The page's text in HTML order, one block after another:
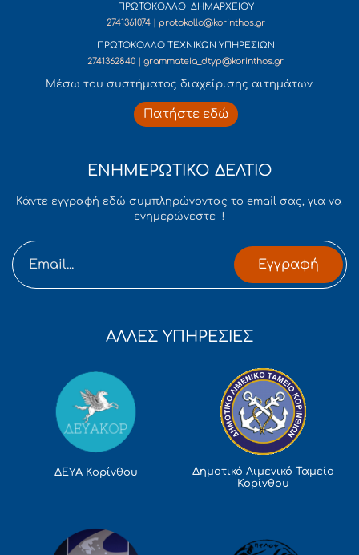
ΠΡΩΤΟΚΟΛΛΟ ΔΗΜΑΡΧΕΙΟΥ
2741361074 | protokollo@korinthos.gr
ΠΡΩΤΟΚΟΛΛΟ ΤΕΧΝΙΚΩΝ ΥΠΗΡΕΣΙΩΝ
2741362840 | grammateia_dtyp@korinthos.gr
Mέσω του συστήματος διαχείρισης αιτημάτων
Πατήστε εδώ
ΕΝΗΜΕΡΩΤΙΚΟ ΔΕΛΤΙΟ
Κάντε εγγραφή εδώ συμπληρώνοντας το email σας, για να
ενημερώνεστε !
Εγγραφή
ΑΛΛΕΣ ΥΠΗΡΕΣΙΕΣ
ΔΕΥΑ Κορίνθου
Δημοτικό Λιμενικό Ταμείο
Κορίνθου